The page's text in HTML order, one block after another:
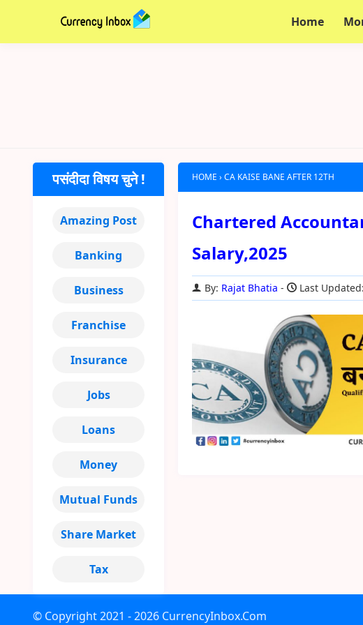
Home
HOME ›CA KAISE BANE AFTER 12TH
Chartered
Salary,2025
By: Rajat Bhatia Last
पसंदीदा विषय चुने !
Amazing Post
Banking
Business
Franchise
Insurance
Jobs
Loans
Money
Mutual Funds
Share Market
Tax
© Copyright2021 - 2026 CurrencyInbox.Com